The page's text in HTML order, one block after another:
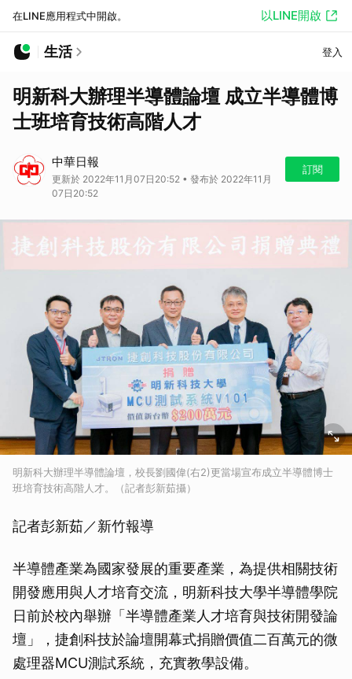
在LINE應用程式中開啟。 以LINE開啟
生活 登入
明新科大辦理半導體論壇 成立半導體博
士班培育技術高階人才
中華日報
更新於 2022年11月07日20:52 • 發布於 2022年11月
07日20:52
訂閱
明新科大辦理半導體論壇，校長劉國偉(右2)更當場宣布成立半導體博士
班培育技術高階人才。（記者彭新茹攝）
記者彭新茹／新竹報導
半導體產業為國家發展的重要產業，為提供相關技術
開發應用與人才培育交流，明新科技大學半導體學院
日前於校內舉辦「半導體產業人才培育與技術開發論
壇」，捷創科技於論壇開幕式捐贈價值二百萬元的微
處理器MCU測試系統，充實教學設備。